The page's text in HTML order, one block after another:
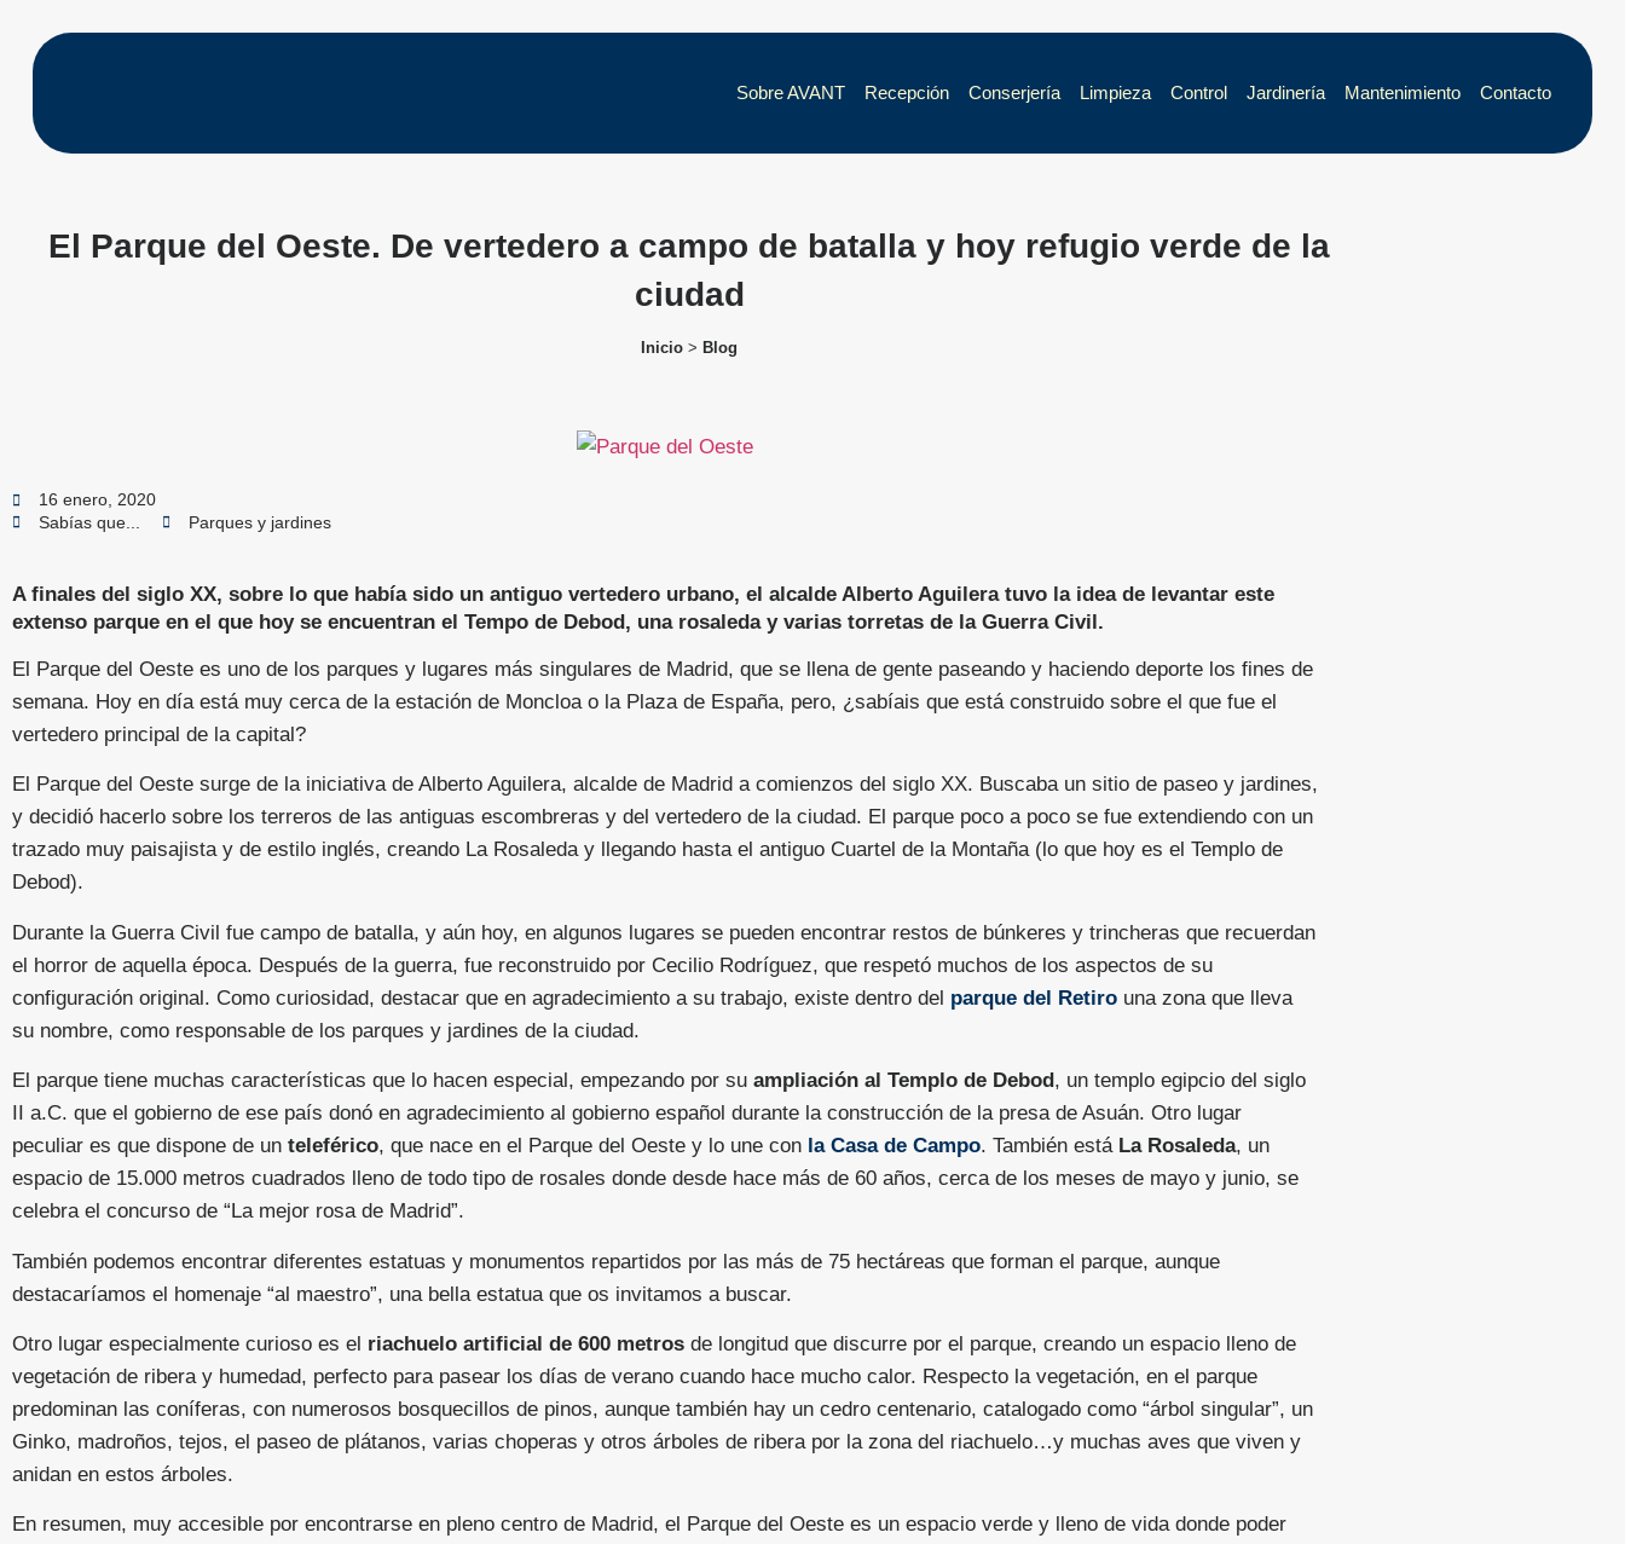
Sobre AVANT Recepción Conserjería Limpieza Control Jardinería Mantenimiento Contacto
El Parque del Oeste. De vertedero a campo de batalla y hoy refugio verde de la
ciudad
Inicio > Blog
16 enero, 2020
Sabías que...
Parques y jardines
A finales del siglo XX, sobre lo que había sido un antiguo vertedero urbano, el alcalde Alberto Aguilera tuvo la idea de levantar este
extenso parque en el que hoy se encuentran el Tempo de Debod, una rosaleda y varias torretas de la Guerra Civil.
El Parque del Oeste es uno de los parques y lugares más singulares de Madrid, que se llena de gente paseando y haciendo deporte los fines de
semana. Hoy en día está muy cerca de la estación de Moncloa o la Plaza de España, pero, ¿sabíais que está construido sobre el que fue el
vertedero principal de la capital?
El Parque del Oeste surge de la iniciativa de Alberto Aguilera, alcalde de Madrid a comienzos del siglo XX. Buscaba un sitio de paseo y jardines,
y decidió hacerlo sobre los terreros de las antiguas escombreras y del vertedero de la ciudad. El parque poco a poco se fue extendiendo con un
trazado muy paisajista y de estilo inglés, creando La Rosaleda y llegando hasta el antiguo Cuartel de la Montaña (lo que hoy es el Templo de
Debod).
Durante la Guerra Civil fue campo de batalla, y aún hoy, en algunos lugares se pueden encontrar restos de búnkeres y trincheras que recuerdan
el horror de aquella época. Después de la guerra, fue reconstruido por Cecilio Rodríguez, que respetó muchos de los aspectos de su
configuración original. Como curiosidad, destacar que en agradecimiento a su trabajo, existe dentro del parque del Retiro una zona que lleva
su nombre, como responsable de los parques y jardines de la ciudad.
El parque tiene muchas características que lo hacen especial, empezando por su ampliación al Templo de Debod , un templo egipcio del siglo
II a.C. que el gobierno de ese país donó en agradecimiento al gobierno español durante la construcción de la presa de Asuán. Otro lugar
peculiar es que dispone de un teleférico, que nace en el Parque del Oeste y lo une con la Casa de Campo. También está La Rosaleda, un
espacio de 15.000 metros cuadrados lleno de todo tipo de rosales donde desde hace más de 60 años, cerca de los meses de mayo y junio, se
celebra el concurso de “La mejor rosa de Madrid”.
También podemos encontrar diferentes estatuas y monumentos repartidos por las más de 75 hectáreas que forman el parque, aunque
destacaríamos el homenaje “al maestro”, una bella estatua que os invitamos a buscar.
Otro lugar especialmente curioso es el riachuelo artificial de 600 metros de longitud que discurre por el parque, creando un espacio lleno de
vegetación de ribera y humedad, perfecto para pasear los días de verano cuando hace mucho calor. Respecto la vegetación, en el parque
predominan las coníferas, con numerosos bosquecillos de pinos, aunque también hay un cedro centenario, catalogado como “árbol singular”, un
Ginko, madroños, tejos, el paseo de plátanos, varias choperas y otros árboles de ribera por la zona del riachuelo…y muchas aves que viven y
anidan en estos árboles.
En resumen, muy accesible por encontrarse en pleno centro de Madrid, el Parque del Oeste es un espacio verde y lleno de vida donde poder